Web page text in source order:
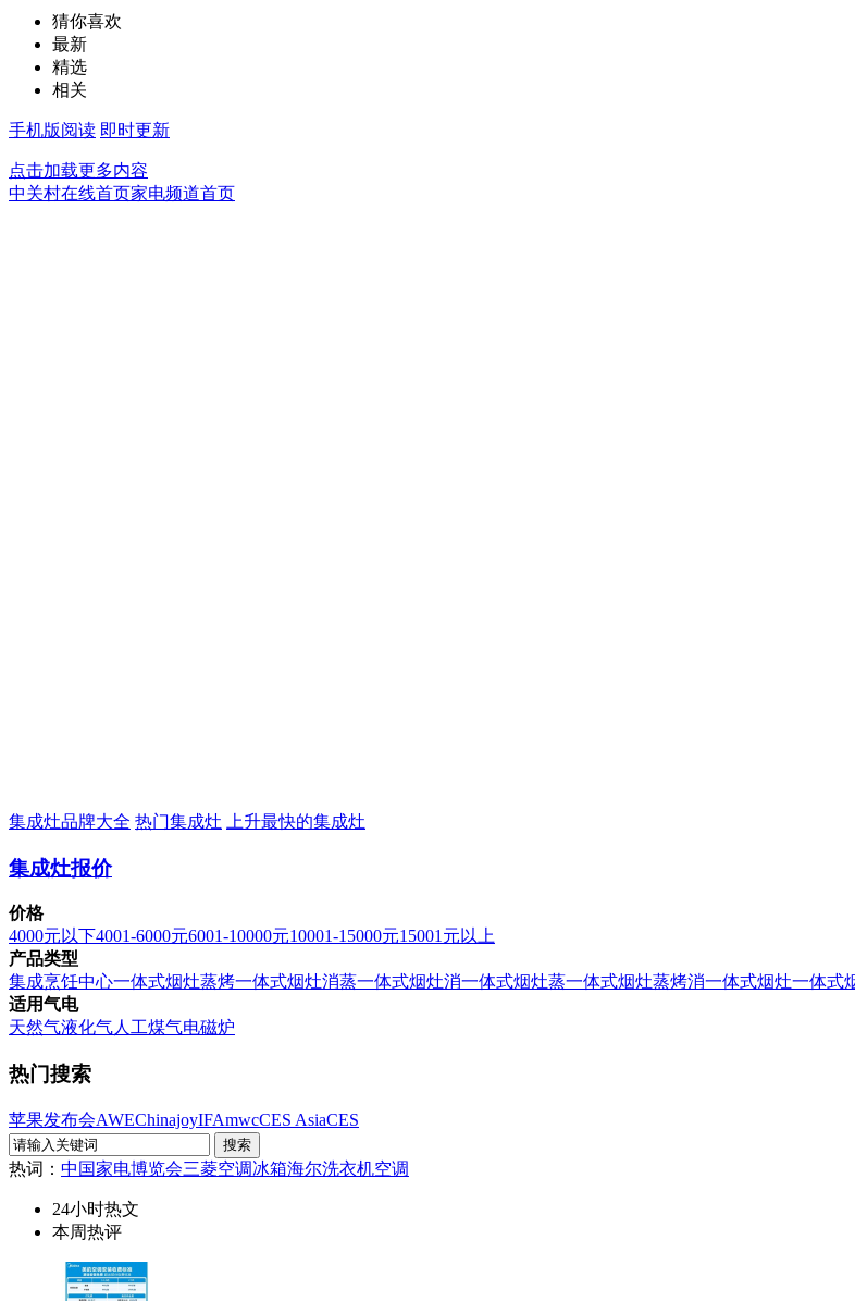
猜你喜欢
最新
精选
相关
手机版阅读 即时更新
点击加载更多内容
中关村在线首页家电频道首页
集成灶品牌大全 热门集成灶 上升最快的集成灶
集成灶报价
价格
4000元以下4001-6000元6001-10000元10001-15000元15001元以上
产品类型
集成烹饪中心一体式烟灶蒸烤一体式烟灶消蒸一体式烟灶消一体式烟灶蒸一体式烟灶蒸烤消一体式烟灶一体式
适用气电
天然气液化气人工煤气电磁炉
热门搜索
苹果发布会AWEChinajoyIFAmwcCES AsiaCES
热词： 中国家电博览会三菱空调冰箱海尔洗衣机空调
24小时热文
本周热评